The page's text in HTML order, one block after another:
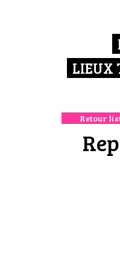
LIEUX
Retour